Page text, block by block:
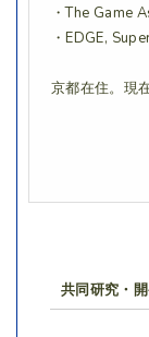
・The Game
・EDGE,
京都在住。現
共同研究・